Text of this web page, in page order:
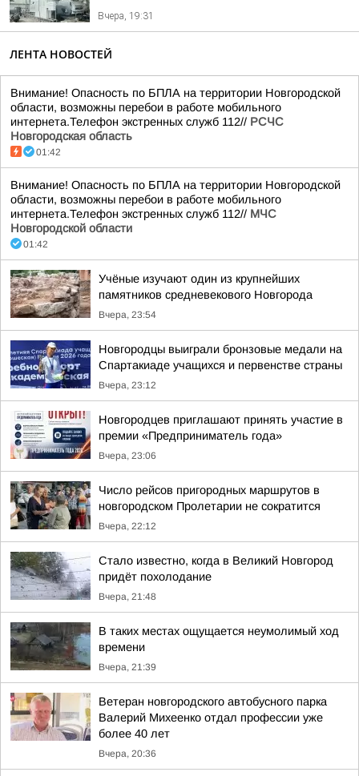
Вчера, 19:31
ЛЕНТА НОВОСТЕЙ
Внимание! Опасность по БПЛА на территории Новгородской
области, возможны перебои в работе мобильного
интернета.Телефон экстренных служб 112// РСЧС
Новгородская область
01:42
Внимание! Опасность по БПЛА на территории Новгородской
области, возможны перебои в работе мобильного
интернета.Телефон экстренных служб 112// МЧС
Новгородской области
01:42
Учёные изучают один из крупнейших
памятников средневекового Новгорода
Вчера, 23:54
Новгородцы выиграли бронзовые медали на
Спартакиаде учащихся и первенстве страны
Вчера, 23:12
Новгородцев приглашают принять участие в
премии «Предприниматель года»
Вчера, 23:06
Число рейсов пригородных маршрутов в
новгородском Пролетарии не сократится
Вчера, 22:12
Стало известно, когда в Великий Новгород
придёт похолодание
Вчера, 21:48
В таких местах ощущается неумолимый ход
времени
Вчера, 21:39
Ветеран новгородского автобусного парка
Валерий Михеенко отдал профессии уже
более 40 лет
Вчера, 20:36